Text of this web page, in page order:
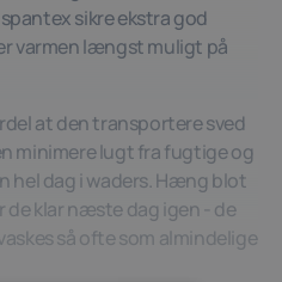
sikre ekstra god
varmen længst muligt på
at den transportere sved
minimere lugt fra fugtige og
hel dag i waders. Hæng blot
de klar næste dag igen - de
så ofte som almindelige